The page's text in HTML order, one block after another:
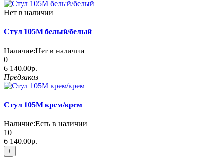
Нет в наличии
Стул 105М белый/белый
Наличие:Нет в наличии
0
6 140.00р.
Предзаказ
Стул 105М крем/крем
Наличие:Есть в наличии
10
6 140.00р.
+